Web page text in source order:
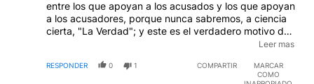
entre los que apoyan a los acusados y los que apoyan
a los acusadores, porque nunca sabremos, a ciencia
cierta, "La Verdad"; y este es el verdadero motivo de
nuestra crònica y malvada divisiòn: el nunca saber la
cuando en realidad La Patria somos nosotros.
Leer mas
RESPONDER 0 1 COMPARTIR
MARCAR
COMO